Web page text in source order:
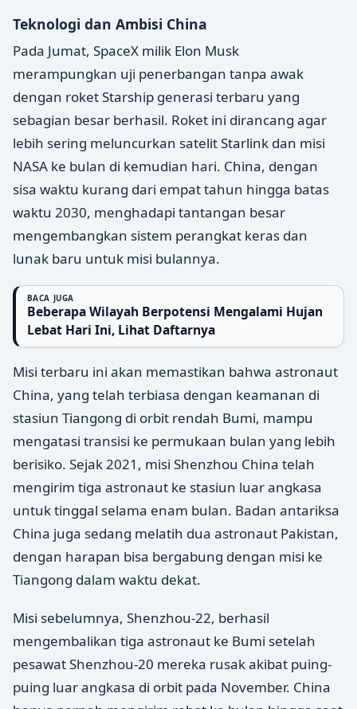
Teknologi dan Ambisi China
Pada Jumat, SpaceX milik Elon Musk
merampungkan uji penerbangan tanpa awak
dengan roket Starship generasi terbaru yang
sebagian besar berhasil. Roket ini dirancang agar
lebih sering meluncurkan satelit Starlink dan misi
NASA ke bulan di kemudian hari. China, dengan
sisa waktu kurang dari empat tahun hingga batas
waktu 2030, menghadapi tantangan besar
mengembangkan sistem perangkat keras dan
lunak baru untuk misi bulannya.
BACA JUGA
Beberapa Wilayah Berpotensi Mengalami Hujan
Lebat Hari Ini, Lihat Daftarnya
Misi terbaru ini akan memastikan bahwa astronaut
China, yang telah terbiasa dengan keamanan di
stasiun Tiangong di orbit rendah Bumi, mampu
mengatasi transisi ke permukaan bulan yang lebih
berisiko. Sejak 2021, misi Shenzhou China telah
mengirim tiga astronaut ke stasiun luar angkasa
untuk tinggal selama enam bulan. Badan antariksa
China juga sedang melatih dua astronaut Pakistan,
dengan harapan bisa bergabung dengan misi ke
Tiangong dalam waktu dekat.
Misi sebelumnya, Shenzhou-22, berhasil
mengembalikan tiga astronaut ke Bumi setelah
pesawat Shenzhou-20 mereka rusak akibat puing-
puing luar angkasa di orbit pada November. China